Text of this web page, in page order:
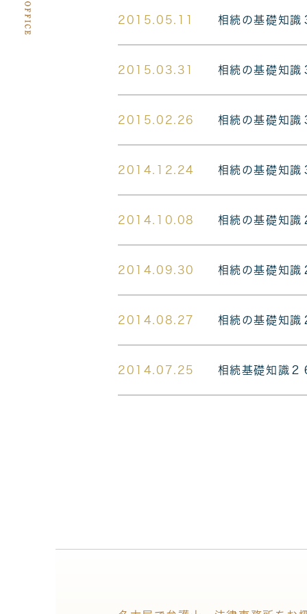
2015.05.11 相続の基礎知識
2015.03.31 相続の基礎知識
2015.02.26 相続の基礎知識
2014.12.24 相続の基礎知識
2014.10.08 相続の基礎知識
2014.09.30 相続の基礎知識
2014.08.27 相続の基礎知識
2014.07.25 相続基礎知識２